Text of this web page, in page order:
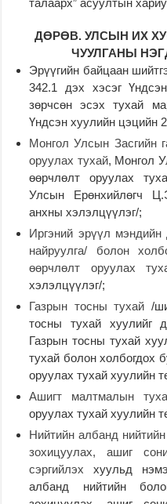
талаарх” асуултын
ДӨРӨВ. УЛСЫН ИХ
ЧУУЛГАНЫ
Эрүүгийн байцаан
342.1 дэх хэсэг
зөрчсөн эсэх тухай
Үндсэн хуулийн цэцийн
Монгол Улсын Засгийн
оруулах тухай, Монгол
өөрчлөлт оруулах
Улсын Ерөнхийлөгч
анхны хэлэлцүүлэг/;
Иргэний эрүүл
найруулга/ болон
өөрчлөлт оруулах
хэлэлцүүлэг/;
Газрын тосны тухай /
тосны тухай хуулийг
Газрын тосны тухай
тухай болон холбогдох
оруулах тухай хуулийн
Ашигт малтмалын
оруулах тухай хуулийн
Нийтийн албанд
зохицуулах, ашиг
сэргийлэх хуульд
албанд нийтийн